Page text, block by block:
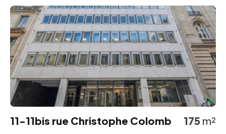
11-11bis rue Christophe Colomb 175 m²